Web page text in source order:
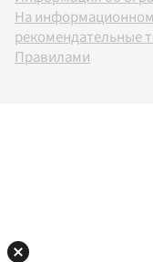
На
рекомендательные
Правилами